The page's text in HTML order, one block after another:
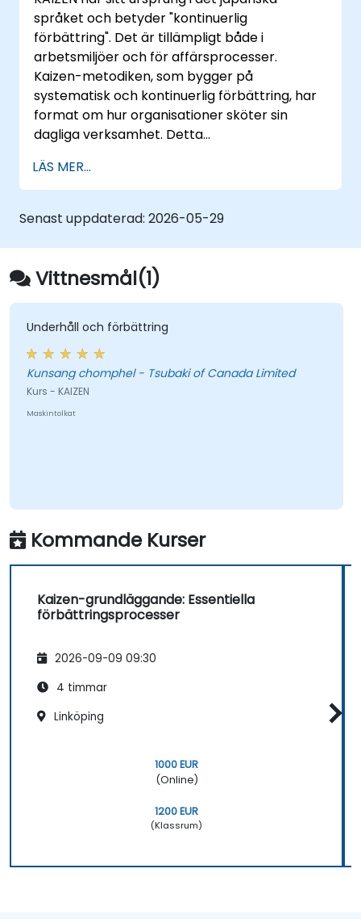
språket och betyder "kontinuerlig
förbättring". Det är tillämpligt både i
arbetsmiljöer och för affärsprocesser.
Kaizen-metodiken, som bygger på
systematisk och kontinuerlig förbättring, har
format om hur organisationer sköter sin
dagliga verksamhet. Detta
effektiva metoder för totalkvalitetsstyrning
(TQC), skillnader mellan östlig och västlig
ledning, teknik för problemlösning och
löneläge, samt ramverk för omvandling av
företagskultur och leverantörsrelationer. När
eleverna har slutfört utbildningen kommer de
att kunna identifiera ineffektiva moment,
utforma lean-arbetsflöden och främja en
företagskultur med ständig optimering.
LÄS MER...
Senast uppdaterad: 2026-05-29
Vittnesmål(1)
Underhåll och förbättring
Kunsang chomphel - Tsubaki of Canada Limited
Kurs - KAIZEN
Maskintolkat
Kommande Kurser
Kaizen-grundläggande: Essentiella
förbättringsprocesser
2026-09-09 09:30
4 timmar
Linköping
1000 EUR
(Online)
1200 EUR
(Klassrum)